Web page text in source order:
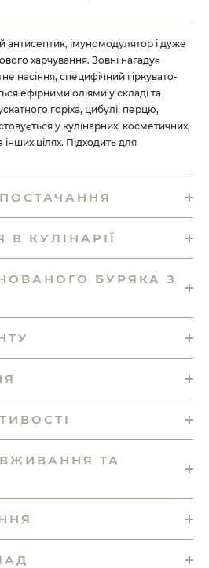
імуномодулятор і дуже
харчування. Зовні нагадує
насіння, специфічний гіркувато-
ефірними оліями у складі та
горіха, цибулі, перцю,
у кулінарних, косметичних,
цілях. Підходить для
КУЛІНАРІЇ
БУРЯКА З
ТА